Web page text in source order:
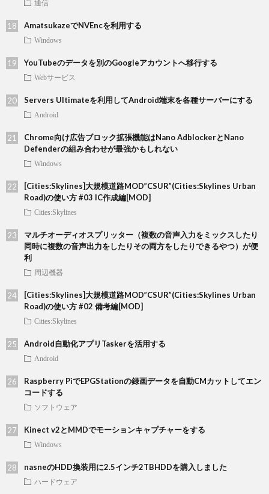
通信
AmatsukazeでNVEncを利用する
Windows
YouTubeのデータを別のGoogleアカウントへ移行する
Webサービス
Servers Ultimateを利用してAndroid端末を各種サーバーにする
Android
Chrome向け広告ブロック拡張機能はNano AdblockerとNano
Defenderの組み合わせが最強かもしれない
Windows
[Cities:Skylines]大規模道路MOD”CSUR”(Cities:Skylines Urban
Road)の使い方 #03 IC作成編[MOD]
Cities:Skylines
マルチオーディオスプリッター（複数の音声入力をミックスしたり
同時に複数の音声出力をしたりその両方をしたりできるやつ）が便
利
周辺機器
[Cities:Skylines]大規模道路MOD”CSUR”(Cities:Skylines Urban
Road)の使い方 #02 備考編[MOD]
Cities:Skylines
Android自動化アプリTaskerを活用する
Android
Raspberry PiでEPGStationの録画データを自動CMカットしてエン
コードする
ソフトウェア
Kinect v2とMMDでモーションキャプチャーをする
Windows
nasneのHDD換装用に2.5インチ2TBHDDを購入しました
ハードウェア